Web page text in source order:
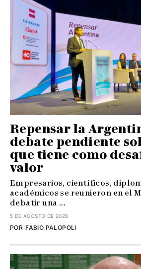
Repensar la
debate pendiente
que tiene como
valor
Empresarios, científicos,
académicos se reunieron en el
debatir una ...
5 DE AGOSTO DE 2026
FABIO PALOPOLI
POR